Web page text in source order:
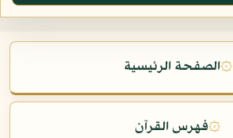
۞الصفحة الرئيسية
۞فهرس القرآن